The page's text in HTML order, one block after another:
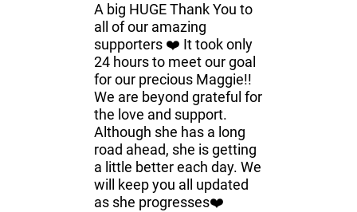
A big HUGE Thank You to
all of our amazing
supporters ❤️ It took only
24 hours to meet our goal
for our precious Maggie!!
We are beyond grateful for
the love and support.
Although she has a long
road ahead, she is getting
a little better each day. We
will keep you all updated
as she progresses❤️